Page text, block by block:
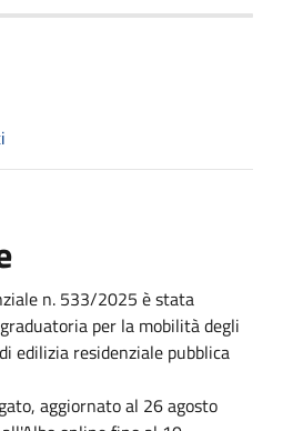
n. 533/2025 è stata
per la mobilità degli
edilizia residenziale pubblica
aggiornato al 26 agosto